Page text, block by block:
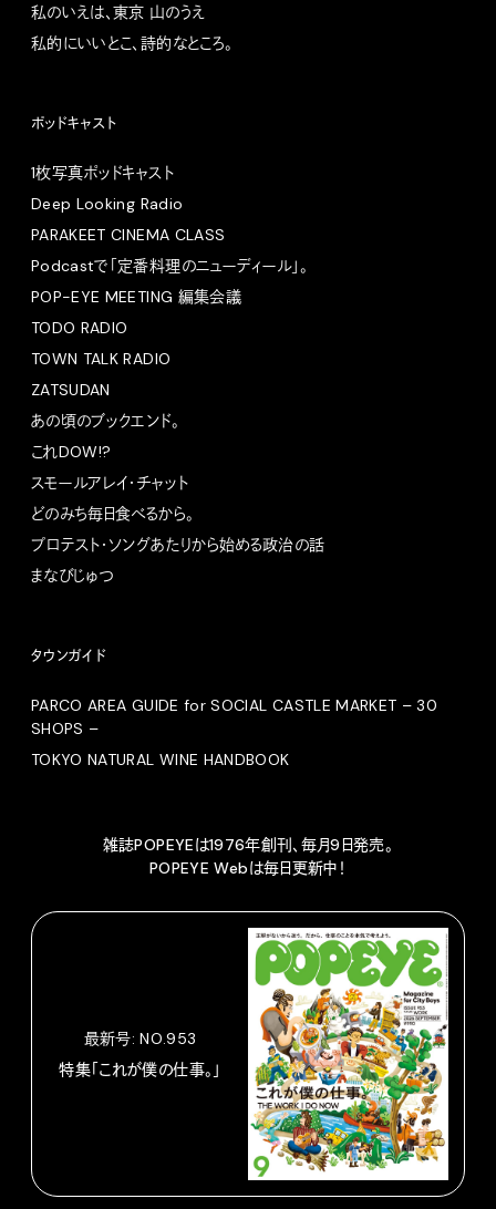
私のいえは、東京 山のうえ
私的にいいとこ、詩的なところ。
ポッドキャスト
1枚写真ポッドキャスト
Deep Looking Radio
PARAKEET CINEMA CLASS
Podcastで「定番料理のニューディール」。
POP-EYE MEETING 編集会議
TODO RADIO
TOWN TALK RADIO
ZATSUDAN
あの頃のブックエンド。
これDOW!?
スモールアレイ・チャット
どのみち毎日食べるから。
プロテスト・ソングあたりから始める政治の話
まなびじゅつ
タウンガイド
PARCO AREA GUIDE for SOCIAL CASTLE MARKET – 30
SHOPS –
TOKYO NATURAL WINE HANDBOOK
雑誌POPEYEは1976年創刊、毎月9日発売。
POPEYE Webは毎日更新中！
最新号: NO.953
特集「これが僕の仕事。」